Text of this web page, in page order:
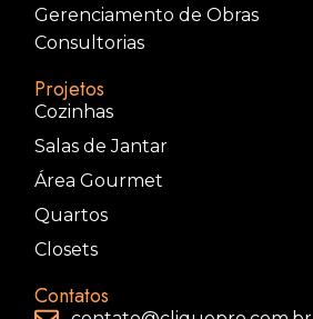
Gerenciamento de Obras
Consultorias
Projetos
Cozinhas
Salas de Jantar
Área Gourmet
Quartos
Closets
Contatos